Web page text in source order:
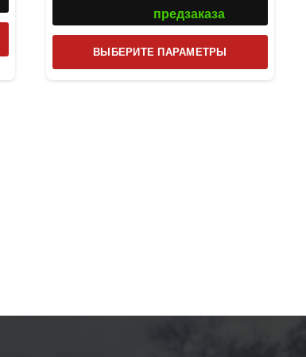
товар
предзаказа
ВЫБЕРИТЕ ПАРАМЕТРЫ
товар